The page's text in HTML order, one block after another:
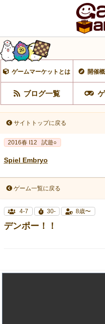
ゲームマーケットとは 開催
ブログ一覧
サイトトップに戻る
2016春 I12 試遊○
Spiel Embryo
ゲーム一覧に戻る
4-7 30- 8歳〜
デンポー！！